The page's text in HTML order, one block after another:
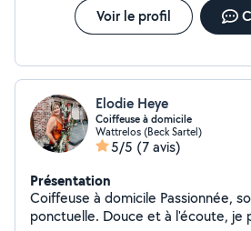
Voir le profil
Elodie Heye
Coiffeuse à domicile
Wattrelos (Beck Sartel)
5/5 (7 avis)
Présentation
Coiffeuse à domicile Passionnée,
ponctuelle. Douce et à l'écoute, je